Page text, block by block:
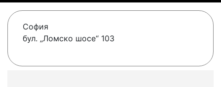
София
бул. „Ломско шосе“ 103